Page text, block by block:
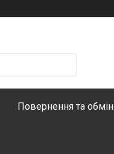
Повернення та обмін